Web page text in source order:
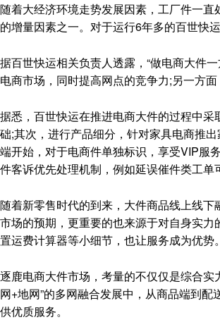
随着大经济环境走势发展因素，工厂件一
的增量因素之一。对于运行6年多的百世快
据百世快运相关负责人透露，“做电商大件
电商市场，同时提高网点的竞争力;另一方
据悉，百世快运在推进电商大件的过程中
础;其次，进行产品细分，针对家具电商推
端开始，对于电商件单独标识，享受VIP服
件客诉优先处理机制，例如延误催件类工
随着新零售时代的到来，大件商品线上线
市场的预期，更重要的也来源于对自身实
置运费计算器等小细节，也让服务成为优势。
逐鹿电商大件市场，考量的不仅仅是综合
网+地网”的多网融合发展中，从商品端到
供优质服务。